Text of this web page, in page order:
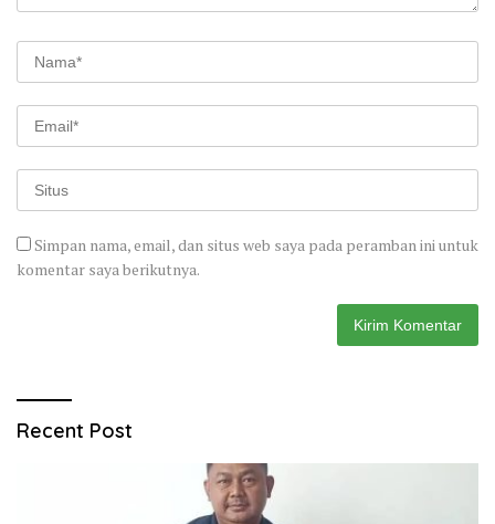
Simpan nama, email, dan situs web saya pada peramban ini untuk
komentar saya berikutnya.
Recent Post